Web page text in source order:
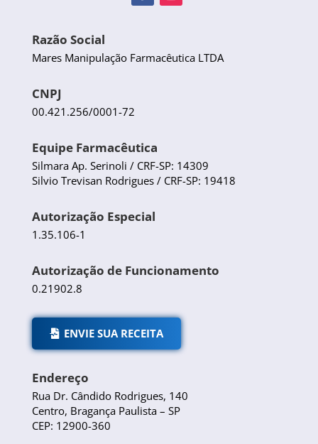
Razão Social
Mares Manipulação Farmacêutica LTDA
CNPJ
00.421.256/0001-72
Equipe Farmacêutica
Silmara Ap. Serinoli / CRF-SP: 14309
Silvio Trevisan Rodrigues / CRF-SP: 19418
Autorização Especial
1.35.106-1
Autorização de Funcionamento
0.21902.8
ENVIE SUA RECEITA
Endereço
Rua Dr. Cândido Rodrigues, 140
Centro, Bragança Paulista – SP
CEP: 12900-360